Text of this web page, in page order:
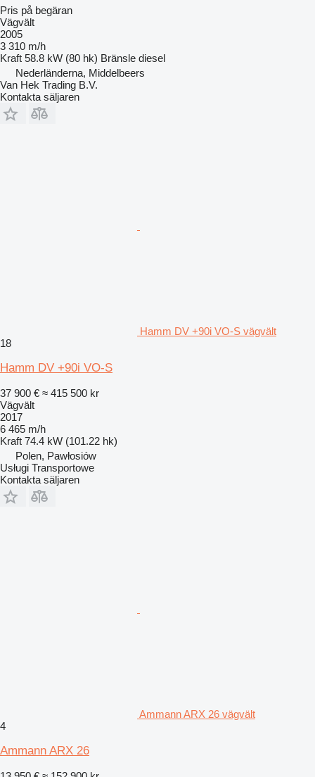
Pris på begäran
Vägvält
2005
3 310 m/h
Kraft 58.8 kW (80 hk) Bränsle diesel
Nederländerna, Middelbeers
Van Hek Trading B.V.
Kontakta säljaren
Hamm DV +90i VO-S vägvält
18
Hamm DV +90i VO-S
37 900 € ≈ 415 500 kr
Vägvält
2017
6 465 m/h
Kraft 74.4 kW (101.22 hk)
Polen, Pawłosiów
Usługi Transportowe
Kontakta säljaren
Ammann ARX 26 vägvält
4
Ammann ARX 26